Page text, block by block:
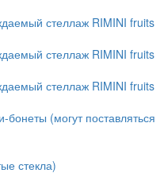
стеллаж RIMINI fruits
стеллаж RIMINI fruits
стеллаж RIMINI fruits
(могут поставляться
стекла)